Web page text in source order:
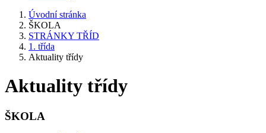
Úvodní stránka
ŠKOLA
STRÁNKY TŘÍD
1. třída
Aktuality třídy
Aktuality třídy
ŠKOLA